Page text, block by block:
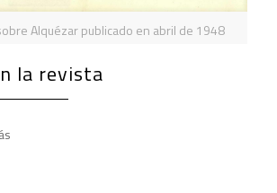
Alquézar publicado en abril de 1948
la revista